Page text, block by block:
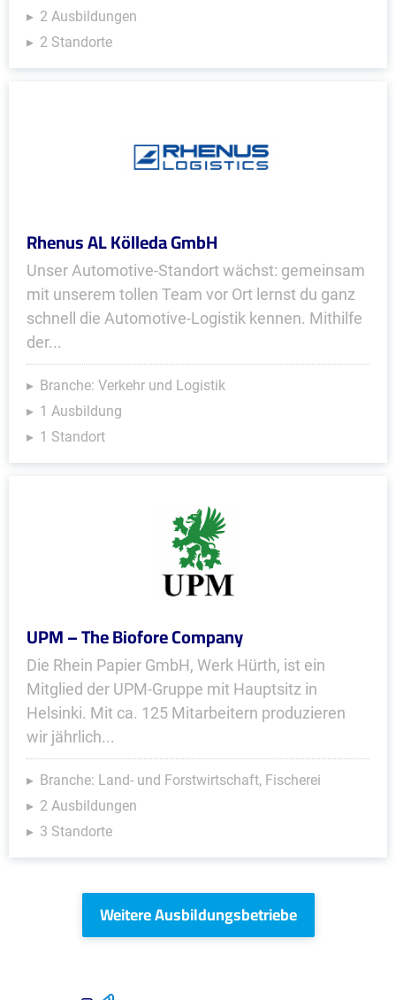
2 Ausbildungen
2 Standorte
Rhenus AL Kölleda GmbH
Unser Automotive-Standort wächst: gemeinsam
mit unserem tollen Team vor Ort lernst du ganz
schnell die Automotive-Logistik kennen. Mithilfe
der...
Branche: Verkehr und Logistik
1 Ausbildung
1 Standort
UPM – The Biofore Company
Die Rhein Papier GmbH, Werk Hürth, ist ein
Mitglied der UPM-Gruppe mit Hauptsitz in
Helsinki. Mit ca. 125 Mitarbeitern produ­zieren
wir jährlich...
Branche: Land- und Forstwirtschaft, Fischerei
2 Ausbildungen
3 Standorte
Weitere Ausbildungsbetriebe